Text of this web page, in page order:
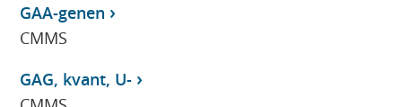
GAA-genen
CMMS
GAG, kvant, U-